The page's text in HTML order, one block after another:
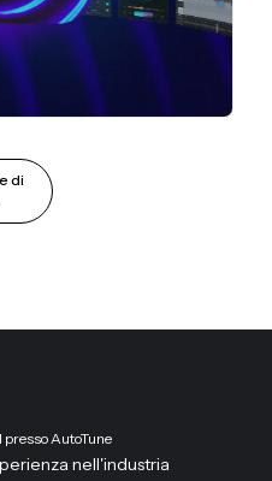
di
AutoTune
nell'industria